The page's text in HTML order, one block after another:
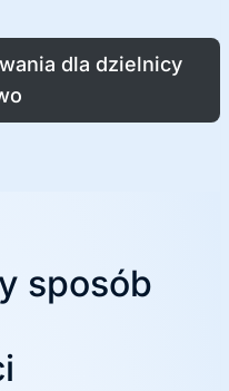
dla dzielnicy
sposób